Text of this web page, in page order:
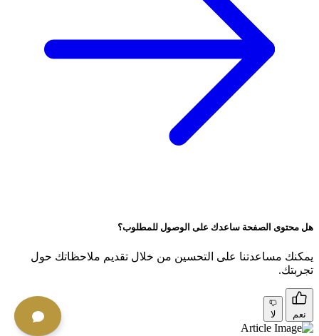
هل محتوى الصفحة ساعدك على الوصول للمطلوب؟
يمكنك مساعدتنا على التحسين من خلال تقديم ملاحظاتك حول
تجربتك.
نعم لا